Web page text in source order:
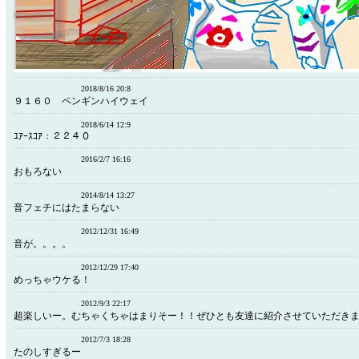
2018/8/16 20:8
９１６０ ペンギンハイウェイ
2018/6/14 12:9
ﾕｱｰｽｺｱ：２２４０
2016/2/7 16:16
おもろない
2014/8/14 13:27
音フェチにはたまらない
2012/12/31 16:49
音が。。。。
2012/12/29 17:40
めっちゃウケる！
2012/9/3 22:17
超楽しいー。むちゃくちゃはまりそー！！ぜひとも友達に紹介させていただき
2012/7/3 18:28
たのしすぎるー